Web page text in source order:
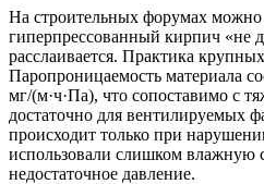
На строительных форумах можно
гиперпрессованный кирпич «не
расслаивается. Практика
Паропроницаемость материала
мг/(м·ч·Па), что сопоставимо с
достаточно для вентилируемых
происходит только при
использовали слишком влажную
недостаточное давление.